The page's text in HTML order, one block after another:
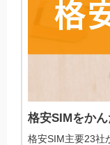
格安SIMをかん
格安SIM主要23社